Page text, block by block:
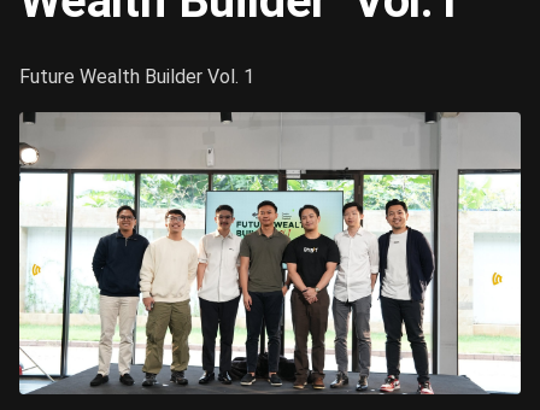
Future Wealth Builder Vol. 1